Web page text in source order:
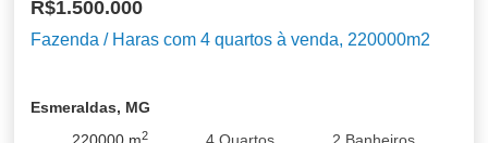
R$1.500.000
Fazenda / Haras com 4 quartos à venda, 220000m2
Esmeraldas, MG
2